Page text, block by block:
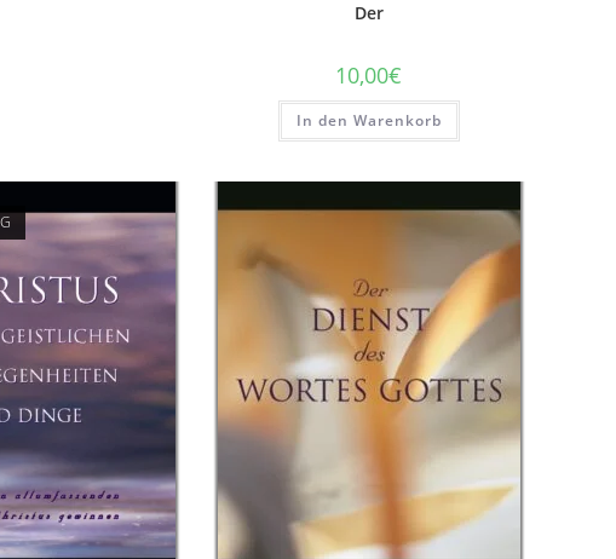
Der
10,00€
In den Warenkorb